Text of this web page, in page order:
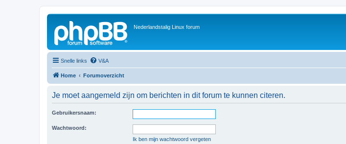
Nederlandstalig Linux forum
Snelle links V&A
Home Forumoverzicht
Je moet aangemeld zijn om berichten in dit forum te kunnen citeren.
Gebruikersnaam:
Wachtwoord:
Ik ben mijn wachtwoord vergeten